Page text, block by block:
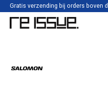
Gratis verzending bij orders boven
Salomon